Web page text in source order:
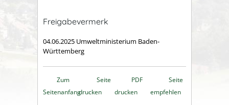
Freigabevermerk
04.06.2025 Umweltministerium Baden-
Württemberg
Zum
Seitenanfang
Seite
drucken
PDF
drucken
Seite
empfehlen